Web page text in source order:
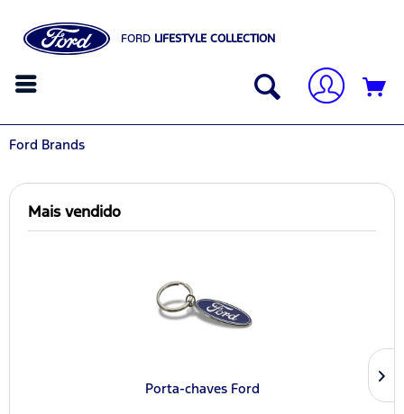
FORD LIFESTYLE COLLECTION
Ford Brands
Mais vendido
Porta-chaves Ford